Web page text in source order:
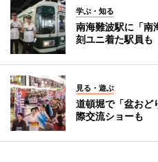
学ぶ・知る
南海難波駅に「
刻ユニ着た駅員も
見る・遊ぶ
道頓堀で「盆お
際交流ショーも